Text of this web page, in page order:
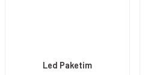
Led Paketim